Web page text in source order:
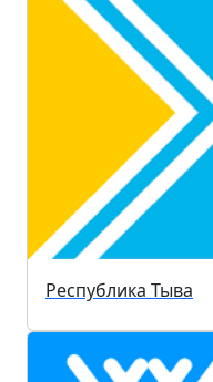
Республика Тыва